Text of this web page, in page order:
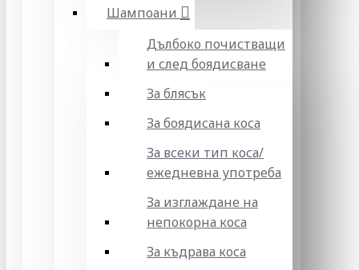
Шампоани
Дълбоко почистващи
и след боядисване
За блясък
За боядисана коса
За всеки тип коса/
ежедневна употреба
За изглаждане на
непокорна коса
За къдрава коса